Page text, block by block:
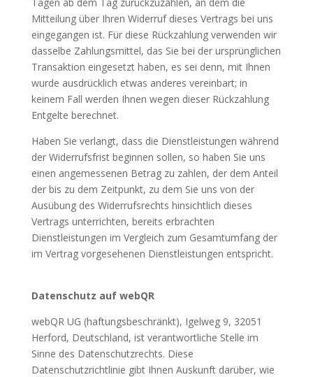
Mitteilung über Ihren Widerruf dieses Vertrags bei uns
eingegangen ist. Für diese Rückzahlung verwenden wir
dasselbe Zahlungsmittel, das Sie bei der ursprünglichen
Transaktion eingesetzt haben, es sei denn, mit Ihnen
wurde ausdrücklich etwas anderes vereinbart; in
keinem Fall werden Ihnen wegen dieser Rückzahlung
Entgelte berechnet.
Haben Sie verlangt, dass die Dienstleistungen während
der Widerrufsfrist beginnen sollen, so haben Sie uns
einen angemessenen Betrag zu zahlen, der dem Anteil
der bis zu dem Zeitpunkt, zu dem Sie uns von der
Ausübung des Widerrufsrechts hinsichtlich dieses
Vertrags unterrichten, bereits erbrachten
Dienstleistungen im Vergleich zum Gesamtumfang der
im Vertrag vorgesehenen Dienstleistungen entspricht.
Datenschutz auf webQR
webQR UG (haftungsbeschränkt), Igelweg 9, 32051
Herford, Deutschland, ist verantwortliche Stelle im
Sinne des Datenschutzrechts. Diese
Datenschutzrichtlinie gibt Ihnen Auskunft darüber, wie